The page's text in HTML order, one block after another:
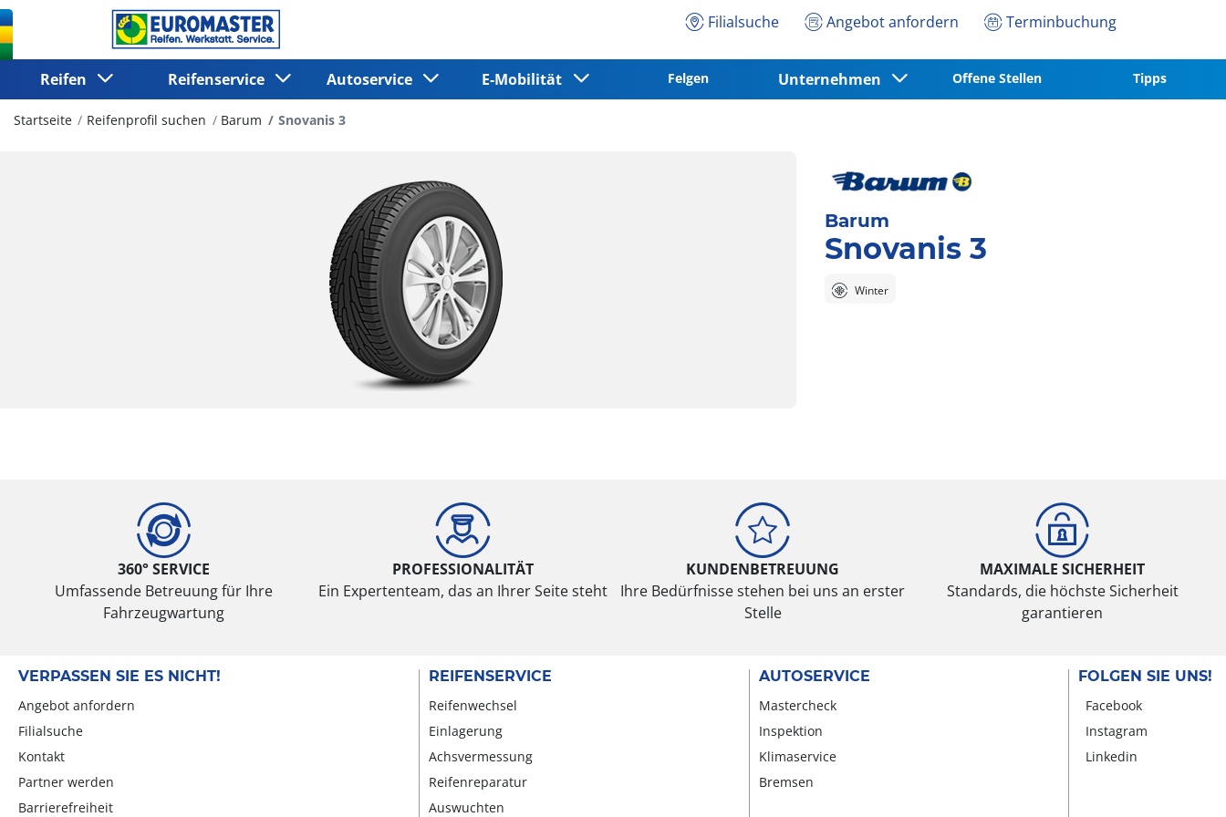
Filialsuche Angebot anfordern Terminbuchung
Reifen Reifenservice Autoservice E-Mobilität Felgen Unternehmen Offene Stellen Tipps
Startseite Reifenprofil suchen Barum Snovanis 3
Barum
Snovanis 3
Winter
360° SERVICE
Umfassende Betreuung für Ihre
Fahrzeugwartung
PROFESSIONALITÄT
Ein Expertenteam, das an Ihrer Seite steht
KUNDENBETREUUNG
Ihre Bedürfnisse stehen bei uns an erster
Stelle
MAXIMALE SICHERHEIT
Standards, die höchste Sicherheit
garantieren
VERPASSEN SIE ES NICHT!
Angebot anfordern
Filialsuche
Kontakt
Partner werden
Barrierefreiheit
REIFENSERVICE
Reifenwechsel
Einlagerung
Achsvermessung
Reifenreparatur
Auswuchten
AUTOSERVICE
Mastercheck
Inspektion
Klimaservice
Bremsen
FOLGEN SIE UNS!
Facebook
Instagram
Linkedin